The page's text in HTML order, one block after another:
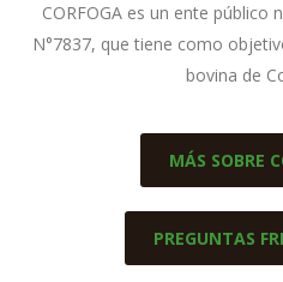
CORFOGA es un ente
N°7837, que tiene como
bovina de
MÁS SOBRE
PREGUNTAS